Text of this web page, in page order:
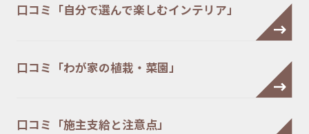
口コミ「自分で選んで楽しむインテリア」
口コミ「わが家の植栽・菜園」
口コミ「施主支給と注意点」